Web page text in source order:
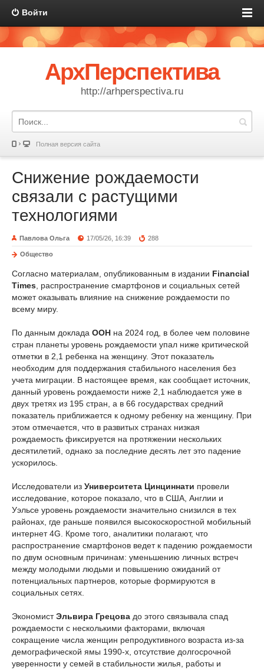
Войти
АрхПерспектива
http://arhperspectiva.ru
Полная версия сайта
Снижение рождаемости
связали с растущими
технологиями
Павлова Ольга 17/05/26, 16:39 288
Общество
Согласно материалам, опубликованным в издании Financial
Times , распространение смартфонов и социальных сетей
может оказывать влияние на снижение рождаемости по
всему миру.
По данным доклада ООН на 2024 год, в более чем половине
стран планеты уровень рождаемости упал ниже критической
отметки в 2,1 ребенка на женщину. Этот показатель
необходим для поддержания стабильного населения без
учета миграции. В настоящее время , как сообщает источник,
данный уровень рождаемости ниже 2,1 наблюдается уже в
двух третях из 195 стран, а в 66 государствах средний
показатель приближается к одному ребенку на женщину. При
этом отмечается, что в развитых странах низкая
рождаемость фиксируется на протяжении нескольких
десятилетий, однако за последние десять лет это падение
ускорилось.
Исследователи из Университета Цинциннати провели
исследование, которое показало, что в США, Англии и
Уэльсе уровень рождаемости значительно снизился в тех
районах, где раньше появился высокоскоростной мобильный
интернет 4G. Кроме того, аналитики полагают, что
распространение смартфонов ведет к падению рождаемости
по двум основным причинам: уменьшению личных встреч
между молодыми людьми и повышению ожиданий от
потенциальных партнеров, которые формируются в
социальных сетях.
ЭкономистЭльвира Грецова до этого связывала спад
рождаемости с несколькими факторами, включая
сокращение числа женщин репродуктивного возраста из-за
демографической ямы 1990-х, отсутствие долгосрочной
уверенности у семей в стабильности жилья, работы и